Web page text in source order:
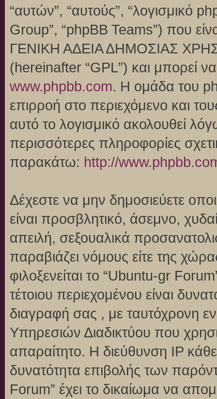
“αυτών”, “αυτούς”, “λογισμικό
Group”, “phpBB Teams”) που
ΓΕΝΙΚΗ ΑΔΕΙΑ ΔΗΜΟΣΙΑΣ
(hereinafter “GPL”) και μπορεί
www.phpbb.com. Η ομάδα του
επιρροή στο περιεχόμενο και
αυτό το λογισμικό ακολουθεί
περισσότερες πληροφορίες
παρακάτω: http://
Δέχεστε να μην δημοσιεύετε
είναι προσβλητικό, άσεμνο,
απειλή, σεξουαλικά
παραβιάζει νόμους είτε της
φιλοξενείται το “Ubuntu-gr
τέτοιου περιεχομένου είναι
διαγραφή σας , με ταυτόχρονη
Υπηρεσιών Διαδικτύου που
απαραίτητο. Η διεύθυνση IP
δυνατότητα επιβολής των
Forum” έχει το δικαίωμα να